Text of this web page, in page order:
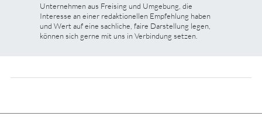
Unternehmen aus Freising und Umgebung, die
Interesse an einer redaktionellen Empfehlung haben
und Wert auf eine sachliche, faire Darstellung legen,
können sich gerne mit uns in Verbindung setzen.